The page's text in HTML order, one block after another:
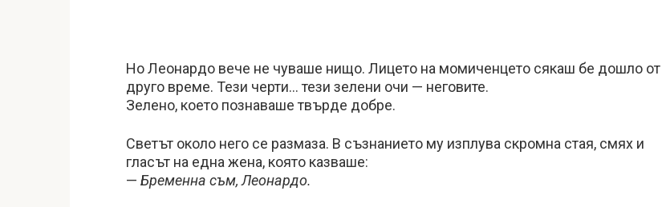
Но Леонардо вече не чуваше нищо. Лицето на момиченцето сякаш бе дошло от
друго време. Тези черти… тези зелени очи — неговите.
Зелено, което познаваше твърде добре.
Светът около него се размаза. В съзнанието му изплува скромна стая, смях и
гласът на една жена, която казваше:
— Бременна съм, Леонардо.